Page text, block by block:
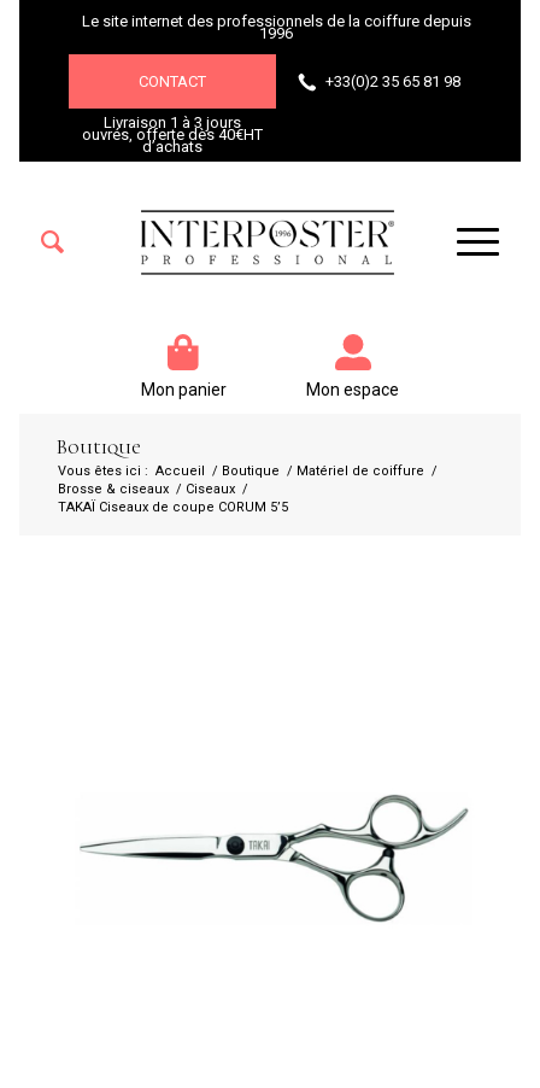
Livraison 1 à 3 jours
ouvrés, offerte dès 40€HT
d’achats
Le site internet des professionnels de la coiffure depuis
1996
CONTACT +33(0)2 35 65 81 98
Mon panier Mon espace
Boutique
Vous êtes ici : Accueil / Boutique / Matériel de coiffure /
Brosse & ciseaux / Ciseaux /
TAKAÏ Ciseaux de coupe CORUM 5’5